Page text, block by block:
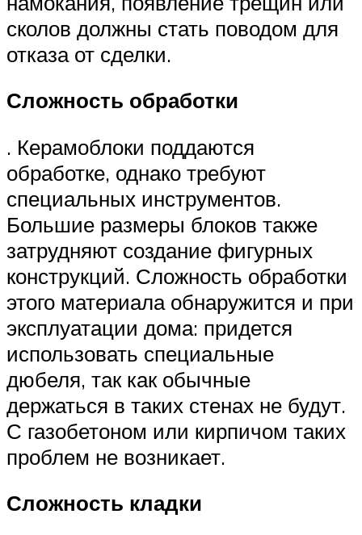
сколов должны стать поводом для
отказа от сделки.
Сложность обработки
. Керамоблоки поддаются
обработке, однако требуют
специальных инструментов.
Большие размеры блоков также
затрудняют создание фигурных
конструкций. Сложность обработки
этого материала обнаружится и при
эксплуатации дома: придется
использовать специальные
дюбеля, так как обычные
держаться в таких стенах не будут.
С газобетоном или кирпичом таких
проблем не возникает.
Сложность кладки